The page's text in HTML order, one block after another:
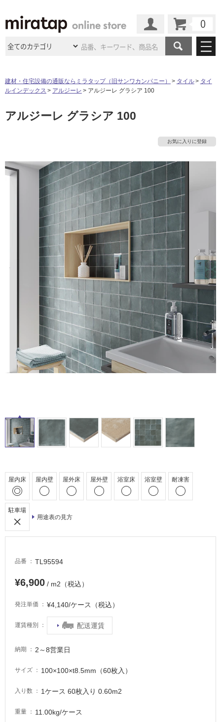
商品カテゴリ
キッチン
トイレ
扉
エクステリア（外構）
ウッドデッキ フローリング・
インテリア・家具
ペット用品
内装用建材 パネル・壁材
ロートアイアン 天然石・石材
メンテナンス・施工材 新商品
施工事例
施工事例 法人案件納入事例
インタビュー
店舗・施設事例
ショールーム
ショールーム
大阪ショールーム 仙台ショールーム
ショールーム 京都ショールーム
ショールーム 札幌スマートショールー
ム
横浜スマートショールー
ウェルビーみのおHDC
BOX
サポート
ご利用ガイド 初めての方へ
よくある質問 お問い合わせ
修理お問い合わせ クレーム公開
説明書・図面検索 水まわり
お役立ち情報 住まいのスタイリング
アイデア
ミラタップチャンネル
オンライン相談
その他サービス
ミラタップと創る家
ASOLIE
工事会社紹介Coziコンシ
ェルジュ
自分らしい家づくり
SUVACO
最高のリノベ会社が
リノベりす
建材・住宅設備の通販ならミラタップ（旧サンワカンパニー） タイル
タイ
ルインデックス
アルジーレ アルジーレ グラシア 100
アルジーレ グラシア 100
お気に入りに登録
屋内床 屋内壁 屋外床 屋外壁 浴室床 浴室壁 耐凍害
駐車場
用途表の見方
品番 TL95594
¥6,900 / m2（税込）
発注単価 ¥4,140/ケース（税込）
運賃種別 配送運賃
納期 2～8営業日
サイズ 100×100×t8.5mm（60枚入）
入り数 1ケース 60枚入り 0.60m2
重量 11.00kg/ケース
ル
屋
外
床・
床・
駐
車
場
非
に
し
い
て
る
注
が